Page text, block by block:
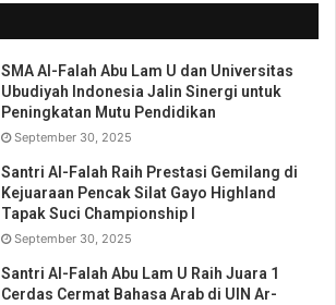
SMA Al-Falah Abu Lam U dan Universitas
Ubudiyah Indonesia Jalin Sinergi untuk
Peningkatan Mutu Pendidikan
September 30, 2025
Santri Al-Falah Raih Prestasi Gemilang di
Kejuaraan Pencak Silat Gayo Highland
Tapak Suci Championship I
September 30, 2025
Santri Al-Falah Abu Lam U Raih Juara 1
Cerdas Cermat Bahasa Arab di UIN Ar-